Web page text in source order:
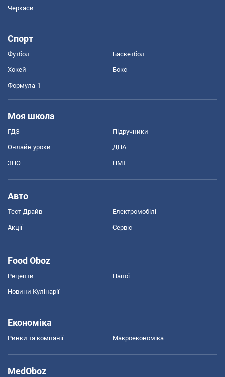
Черкаси
Спорт
Футбол Баскетбол
Хокей Бокс
Формула-1
Моя школа
ГДЗ Підручники
Онлайн уроки ДПА
ЗНО НМТ
Авто
Тест Драйв Електромобілі
Акції Сервіс
Food Oboz
Рецепти Напої
Новини Кулінарії
Економіка
Ринки та компанії Макроекономіка
MedOboz